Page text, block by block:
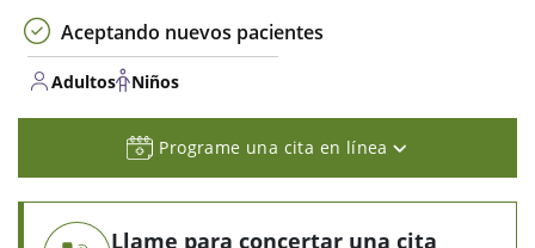
Aceptando nuevos pacientes
Adultos Niños
Programe una cita en línea
Llame para concertar una cita